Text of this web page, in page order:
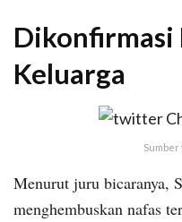
Dikonfirmasi
Keluarga
Sumber
Menurut juru bicaranya,
menghembuskan nafas